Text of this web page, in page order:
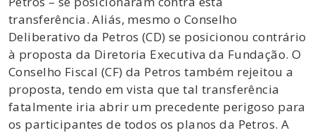
transferência. Aliás, mesmo o Conselho
Deliberativo da Petros (CD) se posicionou contrário
à proposta da Diretoria Executiva da Fundação. O
Conselho Fiscal (CF) da Petros também rejeitou a
proposta, tendo em vista que tal transferência
fatalmente iria abrir um precedente perigoso para
os participantes de todos os planos da Petros. A